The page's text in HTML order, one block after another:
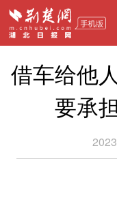
借车给他
要承